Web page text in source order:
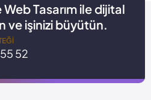
Tasarım ile dijital
ve işinizi büyütün.
52